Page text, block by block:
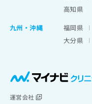
高知県
九州・沖縄
福岡県
大分県
運営会社